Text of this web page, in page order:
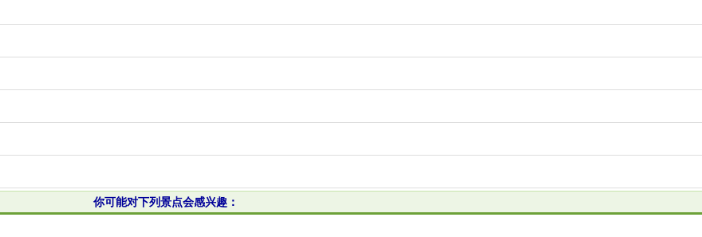
你可能对下列景点会感兴趣：